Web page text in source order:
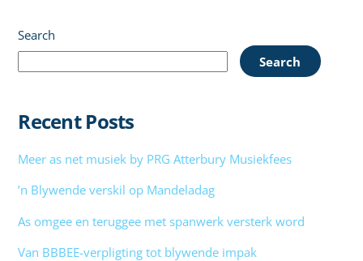
Search
Search
Recent Posts
Meer as net musiek by PRG Atterbury Musiekfees
’n Blywende verskil op Mandeladag
As omgee en teruggee met spanwerk versterk word
Van BBBEE-verpligting tot blywende impak